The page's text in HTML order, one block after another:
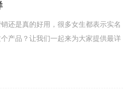
还是真的好用，很多女生都表示实名
产品？让我们一起来为大家提供最详